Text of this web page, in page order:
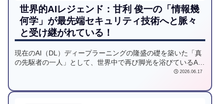
世界的AIレジェンド：甘利 俊一の「情報幾
何学」が最先端セキュリティ技術へと脈々
と受け継がれている！
現在のAI（DL）ディープラーニングの隆盛の礎を築いた「真
の先駆者の一人」として、世界中で再び脚光を浴びているAI
2026.06.17